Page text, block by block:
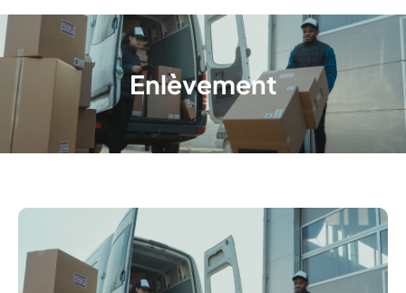
Enlèvement